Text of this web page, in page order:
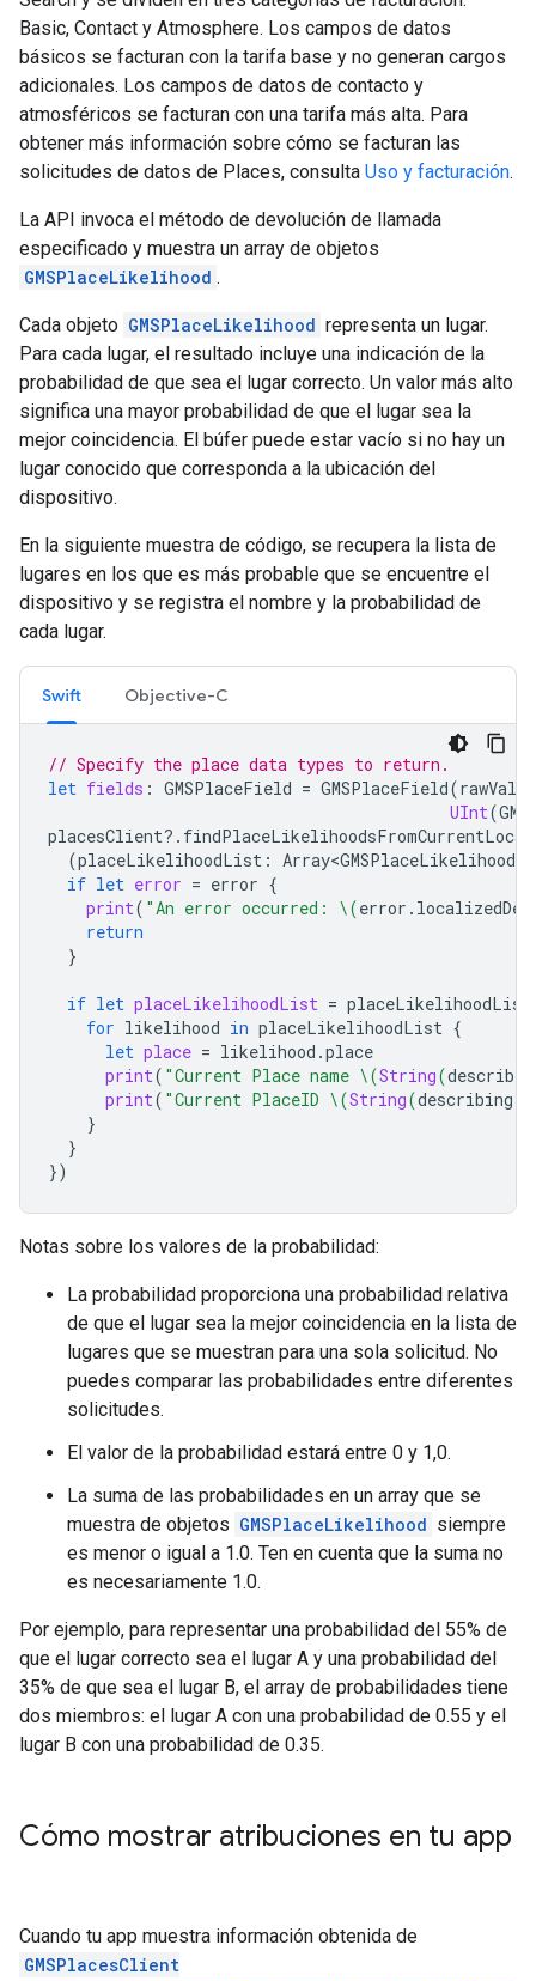
Basic, Contact y Atmosphere. Los campos de datos
básicos se facturan con la tarifa base y no generan cargos
adicionales. Los campos de datos de contacto y
atmosféricos se facturan con una tarifa más alta. Para
obtener más información sobre cómo se facturan las
solicitudes de datos de Places, consulta Uso y facturación.
La API invoca el método de devolución de llamada
especificado y muestra un array de objetos
GMSPlaceLikelihood .
Cada objeto GMSPlaceLikelihood representa un lugar.
Para cada lugar, el resultado incluye una indicación de la
probabilidad de que sea el lugar correcto. Un valor más alto
significa una mayor probabilidad de que el lugar sea la
mejor coincidencia. El búfer puede estar vacío si no hay un
lugar conocido que corresponda a la ubicación del
dispositivo.
En la siguiente muestra de código, se recupera la lista de
lugares en los que es más probable que se encuentre el
dispositivo y se registra el nombre y la probabilidad de
cada lugar.
Swift Objective-C
// Specify the place data types to return.
let fields : GMSPlaceField = GMSPlaceField(rawValue
UInt(
placesClient?.
(placeLikelihoodList : Array<GMSPlaceLikelihood>
if let error = error {
print( "An error occurred: \(error .
return
}
if let placeLikelihoodList = placeLikelihoodList
for likelihood in placeLikelihoodList {
let place = likelihood .place
print( "Current Place name \(String(
print( "Current PlaceID \(String(describing
}
}
})
Notas sobre los valores de la probabilidad:
La probabilidad proporciona una probabilidad relativa
de que el lugar sea la mejor coincidencia en la lista de
lugares que se muestran para una sola solicitud. No
puedes comparar las probabilidades entre diferentes
solicitudes.
El valor de la probabilidad estará entre 0 y 1,0.
La suma de las probabilidades en un array que se
muestra de objetos GMSPlaceLikelihood siempre
es menor o igual a 1.0. Ten en cuenta que la suma no
es necesariamente 1.0.
Por ejemplo, para representar una probabilidad del 55% de
que el lugar correcto sea el lugar A y una probabilidad del
35% de que sea el lugar B, el array de probabilidades tiene
dos miembros: el lugar A con una probabilidad de 0.55 y el
lugar B con una probabilidad de 0.35.
Cómo mostrar atribuciones en tu app
Cuando tu app muestra información obtenida de
GMSPlacesClient